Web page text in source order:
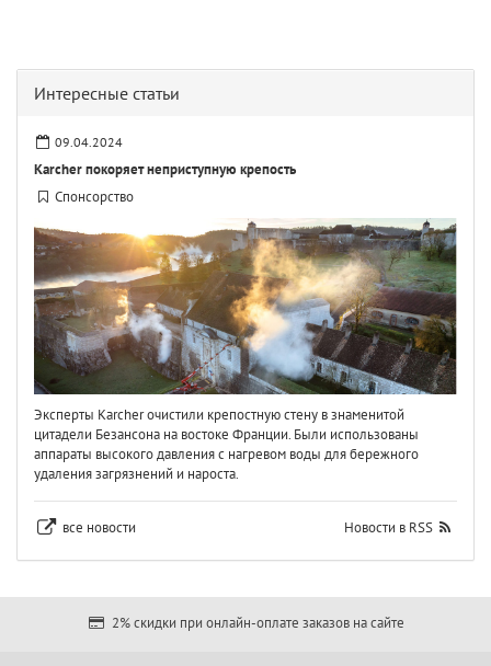
Интересные статьи
09.04.2024
Karcher покоряет неприступную крепость
Спонсорство
Эксперты Karcher очистили крепостную стену в знаменитой
цитадели Безансона на востоке Франции. Были использованы
аппараты высокого давления с нагревом воды для бережного
удаления загрязнений и нароста.
все новости Новости в RSS
2% скидки при онлайн-оплате заказов на сайте